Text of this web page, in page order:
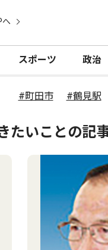
へ
スポーツ 政治
#町田市 #鶴見駅
たいことの記